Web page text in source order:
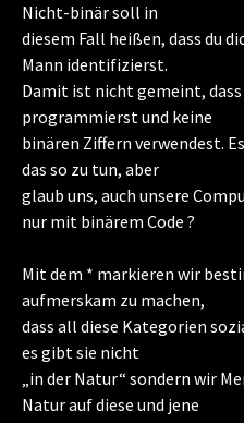
Nicht-binär soll in
diesem Fall heißen, dass du
Mann identifizierst.
Damit ist nicht gemeint,
programmierst und keine
binären Ziffern verwendest.
das so zu tun, aber
glaub uns, auch unsere
nur mit binärem Code ?
Mit dem * markieren wir
aufmerskam zu machen,
dass all diese Kategorien
es gibt sie nicht
„in der Natur“ sondern wir
Natur auf diese und jene